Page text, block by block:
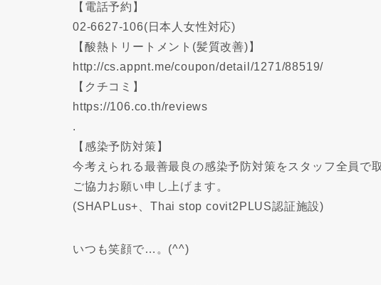
【電話予約】
02-6627-106(日本人女性対応)
【酸熱トリートメント(髪質改善)】
http://cs.appnt.me/coupon/detail/1271/88519/
【クチコミ】
https://106.co.th/reviews
.
【感染予防対策】
今考えられる最善最良の感染予防対策をスタッフ全員で
ご協力お願い申し上げます。
(SHAPLus+、Thai stop covit2PLUS認証施設)
いつも笑顔で…。(^^)